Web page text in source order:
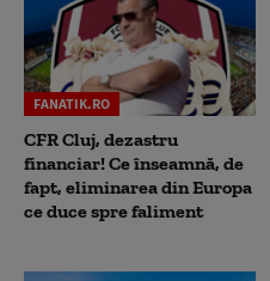
FANATIK.RO
CFR Cluj, dezastru
financiar! Ce înseamnă, de
fapt, eliminarea din Europa
ce duce spre faliment